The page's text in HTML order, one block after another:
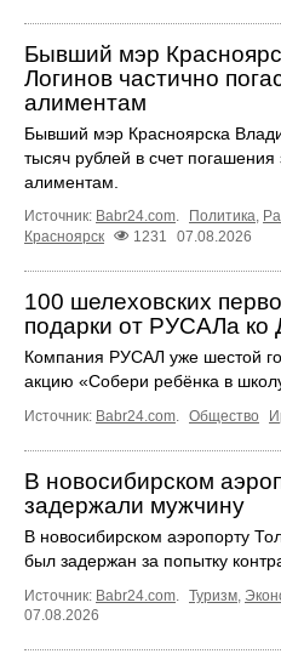
Бывший мэр
Логинов частично
алиментам
Бывший мэр Красноярска
тысяч рублей в счет
алиментам.
Источник: Babr24.com. Политика,
Красноярск
1231 07.08.2026
100 шелеховских
подарки от РУСАЛа ко
Компания РУСАЛ уже шестой
акцию «Собери ребёнка в
Источник: Babr24.com. Общество
В новосибирском
задержали мужчину
В новосибирском аэропорту
был задержан за попытку
Источник: Babr24.com. Туризм,
07.08.2026